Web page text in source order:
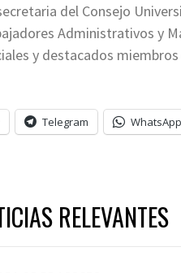
del Consejo
Administrativos y
y destacados
Telegram WhatsApp
RELEVANTES